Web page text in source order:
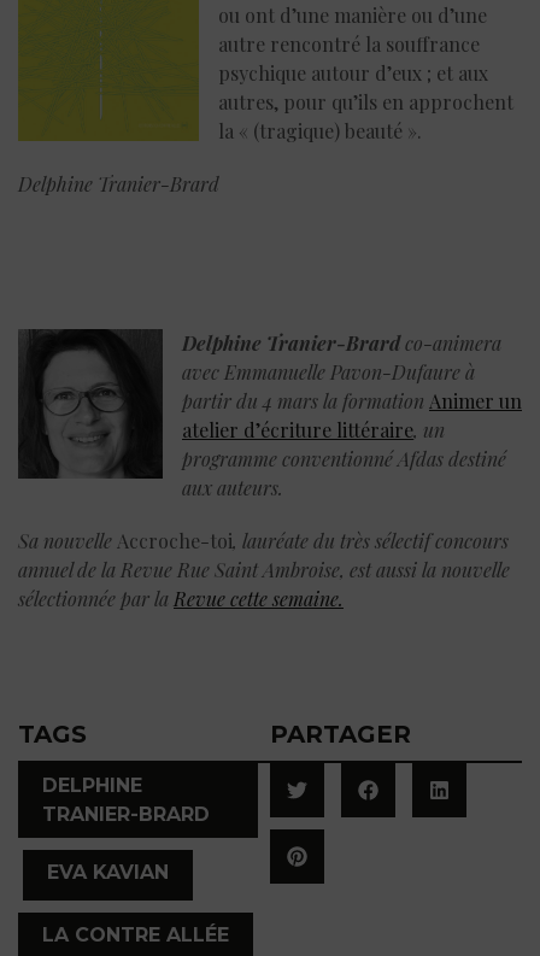
ou ont d’une manière ou d’une
autre rencontré la souffrance
psychique autour d’eux ; et aux
autres, pour qu’ils en approchent
la « (tragique) beauté ».
Delphine Tranier-Brard
Delphine Tranier-Brardco-animera
avec Emmanuelle Pavon-Dufaure à
partir du 4 mars la formation Animer un
atelier d’écriture littéraire, un
programme conventionné Afdas destiné
aux auteurs.
Sa nouvelle Accroche-toi, lauréate du très sélectif concours
annuel de la Revue Rue Saint Ambroise, est aussi la nouvelle
sélectionnée par la Revue cette semaine.
TAGS
DELPHINE
TRANIER-BRARD
EVA KAVIAN
LA CONTRE ALLÉE
PARTAGER